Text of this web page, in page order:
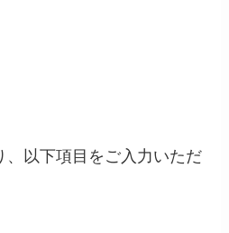
、以下項目をご入力いただ